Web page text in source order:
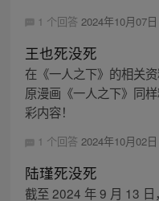
1 个回答 2024年10月07
王也死没死
在《一人之下》的相关
原漫画《一人之下》同
彩内容！
1 个回答 2024年10月02
陆瑾死没死
截至 2024 年 9 月 13